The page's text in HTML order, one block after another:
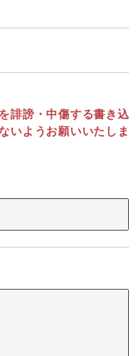
誹謗・中傷する書き込
いようお願いいたしま